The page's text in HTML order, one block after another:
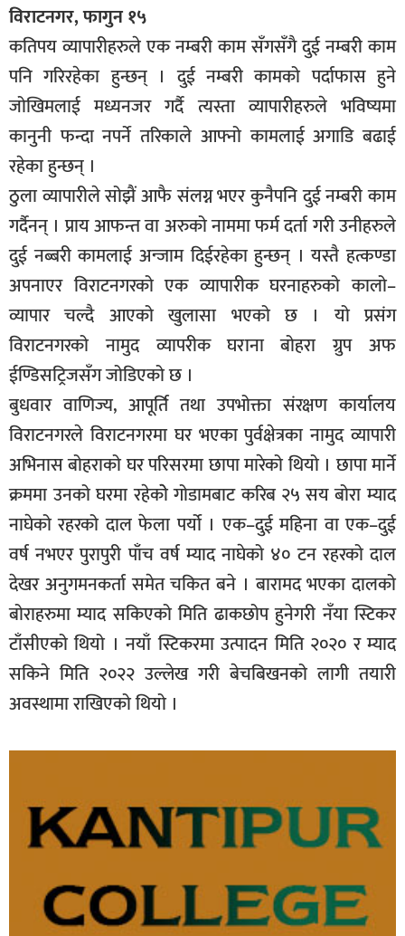
विराटनगर, फागुन १५
कतिपय व्यापारीहरुले एक नम्बरी काम सँगसँगै दुई नम्बरी काम
पनि गरिरहेका हुन्छन् । दुई नम्बरी कामको पर्दाफास हुने
जोखिमलाई मध्यनजर गर्दै त्यस्ता व्यापारीहरुले भविष्यमा
कानुनी फन्दा नपर्ने तरिकाले आफ्नो कामलाई अगाडि बढाई
रहेका हुन्छन् ।
ठुला व्यापारीले सोझैं आफै संलग्न भएर कुनैपनि दुई नम्बरी काम
गर्दैनन् । प्राय आफन्त वा अरुको नाममा फर्म दर्ता गरी उनीहरुले
दुई नब्बरी कामलाई अन्जाम दिईरहेका हुन्छन् । यस्तै हत्कण्डा
अपनाएर विराटनगरको एक व्यापारीक घरनाहरुको कालो–
व्यापार चल्दै आएको खुलासा भएको छ । यो प्रसंग
विराटनगरको नामुद व्यापरीक घराना बोहरा ग्रुप अफ
ईण्डिसट्रिजसँग जोडिएको छ ।
बुधवार वाणिज्य, आपूर्ति तथा उपभोक्ता संरक्षण कार्यालय
विराटनगरले विराटनगरमा घर भएका पुर्वक्षेत्रका नामुद व्यापारी
अभिनास बोहराको घर परिसरमा छापा मारेको थियो । छापा मार्ने
क्रममा उनको घरमा रहेकोे गोडामबाट करिब २५ सय बोरा म्याद
नाघेको रहरको दाल फेला पर्यो । एक–दुई महिना वा एक–दुई
वर्ष नभएर पुरापुरी पाँच वर्ष म्याद नाघेको ४० टन रहरको दाल
देखर अनुगमनकर्ता समेत चकित बने । बारामद भएका दालको
बोराहरुमा म्याद सकिएको मिति ढाकछोप हुनेगरी नँया स्टिकर
टाँसीएको थियो । नयाँ स्टिकरमा उत्पादन मिति २०२० र म्याद
सकिने मिति २०२२ उल्लेख गरी बेचबिखनको लागी तयारी
अवस्थामा राखिएको थियो ।